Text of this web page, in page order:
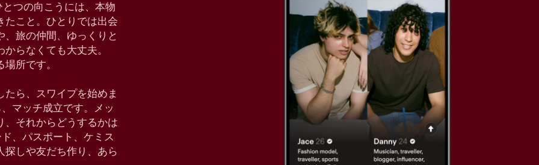
つの向こうには、本物
こと。ひとりでは出会
、旅の仲間、ゆっくりと
らなくても大丈夫。
所です。
ら、スワイプを始めま
マッチ成立です。メッ
、それからどうするかは
、パスポート、ケミス
探しや友だち作り、あら